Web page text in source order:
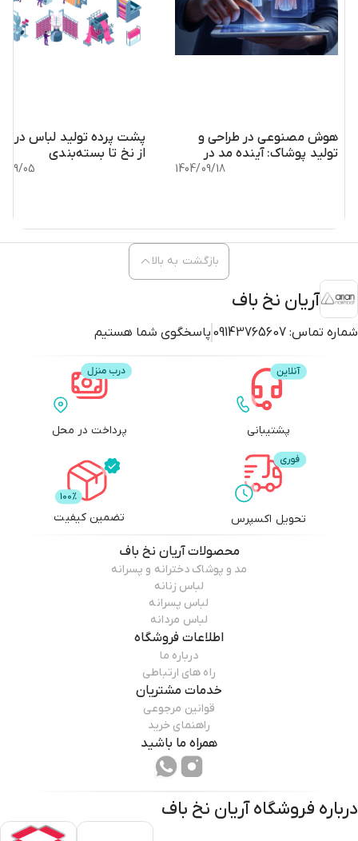
هوش مصنوعی در طراحی و
تولید پوشاک: آینده مد در
1404/09/18
پشت پرده تولید لباس در
از نخ تا بسته‌بندی
09/05
آریان نخ باف
شماره تماس: 09143765607 پاسخگوی شما هستیم
بازگشت به بالا
پشتیبانی پرداخت در محل
تحویل اکسپرس تضمین کیفیت
محصولاتآریان نخ باف
مد و پوشاک دخترانه و پسرانه
لباس زنانه
لباس پسرانه
لباس مردانه
اطلاعات فروشگاه
درباره ما
راه های ارتباطی
خدمات مشتریان
قوانین مرجوعی
راهنمای خرید
همراه ما باشید
درباره فروشگاهآریان نخ باف